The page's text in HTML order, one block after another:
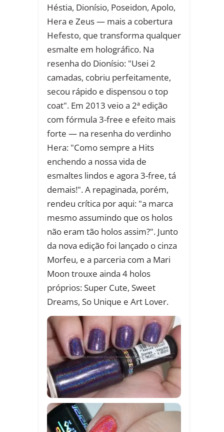
Héstia, Dionísio, Poseidon, Apolo,
Hera e Zeus — mais a cobertura
Hefesto, que transforma qualquer
esmalte em holográfico. Na
resenha do Dionísio: "Usei 2
camadas, cobriu perfeitamente,
secou rápido e dispensou o top
coat". Em 2013 veio a 2ª edição
com fórmula 3-free e efeito mais
forte — na resenha do verdinho
Hera: "Como sempre a Hits
enchendo a nossa vida de
esmaltes lindos e agora 3-free, tá
demais!". A repaginada, porém,
rendeu crítica por aqui: "a marca
mesmo assumindo que os holos
não eram tão holos assim?". Junto
da nova edição foi lançado o cinza
Morfeu, e a parceria com a Mari
Moon trouxe ainda 4 holos
próprios: Super Cute, Sweet
Dreams, So Unique e Art Lover.